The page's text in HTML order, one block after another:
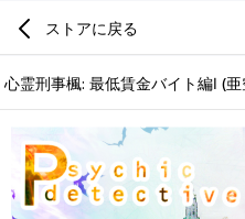
ストアに戻る